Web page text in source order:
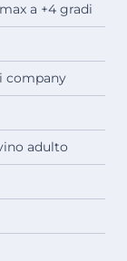
a +4 gradi
company
adulto